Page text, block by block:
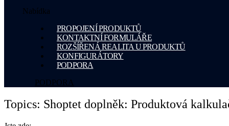
Nabídka
PROPOJENÍ PRODUKTŮ
KONTAKTNÍ FORMULÁŘE
ROZŠÍŘENÁ REALITA U PRODUKTŮ
KONFIGURÁTORY
PODPORA
PODPORA
Topics: Shoptet doplněk: Produktová